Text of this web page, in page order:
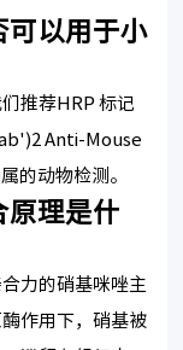
以用于小
推荐HRP 标记
Anti-Mouse
的动物检测。
理是什
力的硝基咪唑主
作用下，硝基被